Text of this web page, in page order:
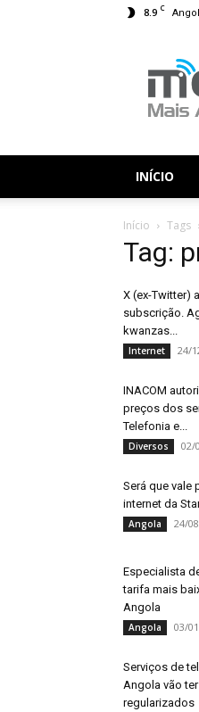
8.9 C
INÍCIO
Início Tags
Tag:
X (ex-Twitter)
subscrição.
kwanzas...
Internet 24/
INACOM
preços dos
Telefonia e...
Diversos 02/
Será que vale
internet da
Angola 24/
Especialista
tarifa mais
Angola
Angola 03/
Serviços de
Angola vão
regularizados